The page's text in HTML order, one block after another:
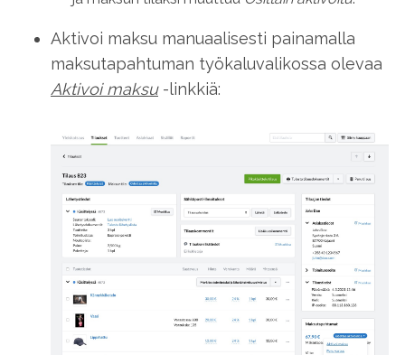
Aktivoi maksu manuaalisesti painamalla
maksutapahtuman työkaluvalikossa olevaa
Aktivoi maksu-linkkiä: